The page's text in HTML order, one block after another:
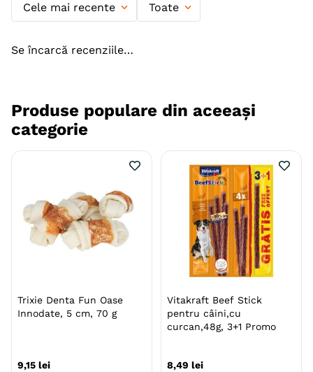
Indicatii Speciale Activitate Intensa
Tip Recompensa
Gama
Cele mai recente Toate
Se încarcă recenziile…
Produse populare din aceeași
categorie
Trixie Denta Fun Oase
Innodate, 5 cm, 70 g
9,15 lei
Vitakraft Beef Stick
pentru câini,cu
curcan,48g, 3+1 Promo
8,49 lei